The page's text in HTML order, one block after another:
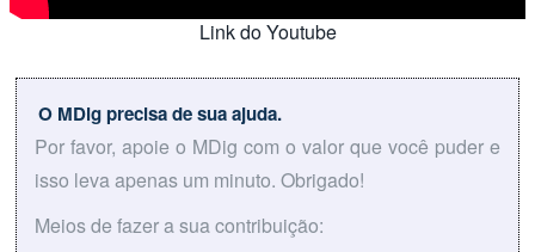
Link do Youtube
O MDig precisa de sua ajuda.
Por favor, apoie o MDig com o valor que você puder e
isso leva apenas um minuto. Obrigado!
Meios de fazer a sua contribuição: